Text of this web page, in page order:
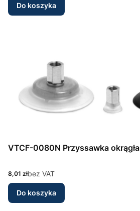
Do koszyka
VTCF-0080N Przyssawka okrągła
Cena
8,01 złbez VAT
Do koszyka